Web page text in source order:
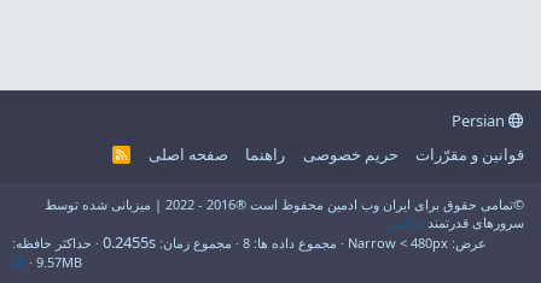
قوانین و مقرّرات
حریم خصوصی راهنما صفحه اصلی
R
©تمامی حقوق برای ایران وب ادمین محفوظ است ®2016 - 2022 | میزبانی شده توسط
سرورهای قدرتمند فراسو
عرض
مجموع داده ها 8 مجموع زمان 0.2455s
حداکثر حافظه
9.57MB